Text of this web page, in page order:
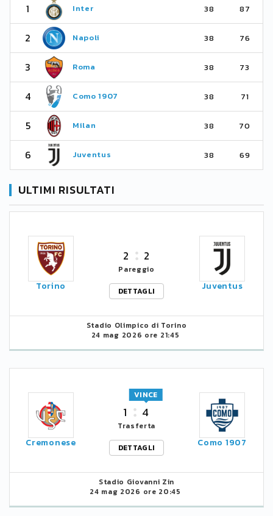
1 Inter 38 87
2 Napoli 38 76
3 Roma 38 73
4 Como 1907 38 71
5 Milan 38 70
6 Juventus 38 69
ULTIMI RISULTATI
Torino
2 2
Pareggio
DETTAGLI
Juventus
Stadio Olimpico di Torino
24 mag 2026 ore 21:45
Cremonese
1 4
VINCE
Trasferta
DETTAGLI
Como 1907
Stadio Giovanni Zin
24 mag 2026 ore 20:45